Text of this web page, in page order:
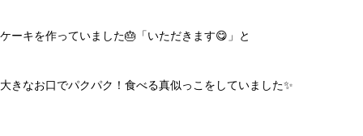
ケーキを作っていました🎂「いただきます😋」と
大きなお口でパクパク！食べる真似っこをしていました✨